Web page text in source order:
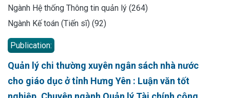
Ngành Hệ thống Thông tin quản lý (264)
Ngành Kế toán (Tiến sĩ) (92)
Publication:
Quản lý chi thường xuyên ngân sách nhà nước
cho giáo dục ở tỉnh Hưng Yên : Luận văn tốt